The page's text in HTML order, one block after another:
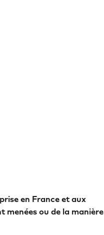
en France et aux
menées ou de la manière